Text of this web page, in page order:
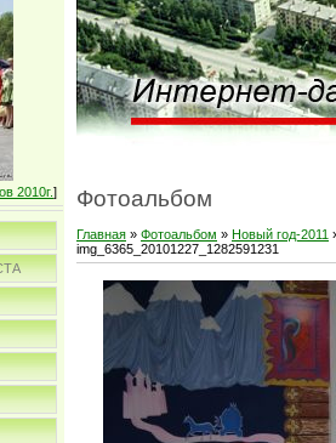
2010г.] Фотоальбом
Главная » Фотоальбом » Новый год-2011
img_6365_20101227_1282591231